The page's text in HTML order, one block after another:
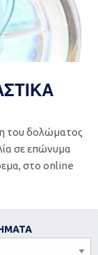
του δολώματος
σε επώνυμα
στο online